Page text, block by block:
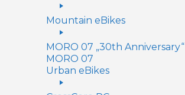
Mountain eBikes
MORO 07 „30th Anniversary“
MORO 07
Urban eBikes